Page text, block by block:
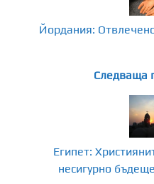
Йордания:
Следваща
Египет:
несигурно